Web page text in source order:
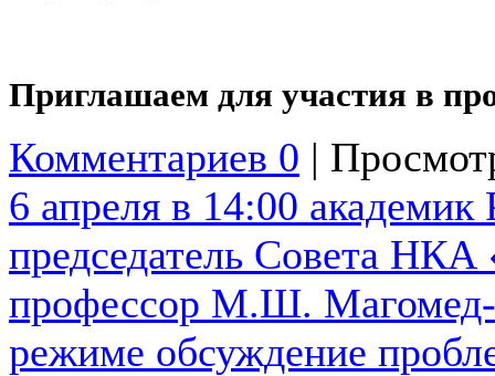
Приглашаем для участия в
Комментариев 0 |
6 апреля в 14:00
председатель Совета
профессор М.Ш. Магомед-
режиме обсуждение